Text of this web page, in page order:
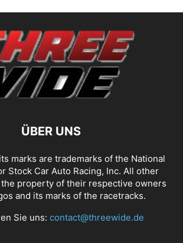
ÜBER UNS
marks are trademarks of the National
Stock Car Auto Racing, Inc. All other
property of their respective owners
and its marks of the racetracks.
Sie uns: contact@threewide.de